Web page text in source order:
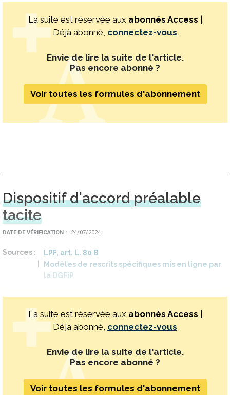
La suite est réservée aux abonnés Access |
Déjà abonné, connectez-vous
Envie de lire la suite de l'article.
Pas encore abonné ?
Voir toutes les formules d'abonnement
Dispositif d'accord préalable
tacite
DATE DE VÉRIFICATION 24/07/2024
Sources
LPF, art. L. 80 B
Modèles de rescrits spécifiques mis en ligne par
la DGFiP
La suite est réservée aux abonnés Access |
Déjà abonné, connectez-vous
Envie de lire la suite de l'article.
Pas encore abonné ?
Voir toutes les formules d'abonnement